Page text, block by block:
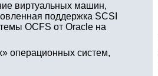
виртуальных машин,
поддержка SCSI
OCFS от Oracle на
операционных систем,